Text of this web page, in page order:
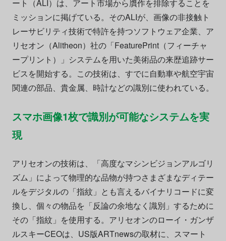
ート（ALI）は、アート市場から贋作を排除することを
ミッションに掲げている。そのALIが、画像の非接触ト
レーサビリティ技術で特許を持つソフトウェア企業、ア
リセオン（Alitheon）社の「FeaturePrint（フィーチャ
ープリント）」システムを用いた美術品の来歴追跡サー
ビスを開始する。この技術は、すでに自動車や航空宇宙
関連の部品、貴金属、時計などの識別に使われている。
スマホ画像1枚で識別が可能なシステムを実
現
アリセオンの技術は、「高度なマシンビジョンアルゴリ
ズム」によって物理的な品物が持つさまざまなディテー
ルをデジタルの「指紋」とも言えるバイナリコードに変
換し、個々の物品を「反論の余地なく識別」するために
その「指紋」を使用する。アリセオンのローイ・ガンザ
ルスキーCEOは、US版ARTnewsの取材に、スマート